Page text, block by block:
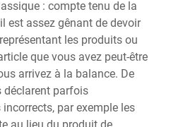
: compte tenu de la
est assez gênant de devoir
les produits ou
que vous avez peut-être
arrivez à la balance. De
déclarent parfois
par exemple les
au lieu du produit de